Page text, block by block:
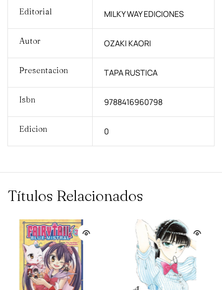
Editorial MILKY WAY EDICIONES
Autor OZAKI KAORI
Presentacion TAPA RUSTICA
Isbn 9788416960798
Edicion 0
Títulos Relacionados